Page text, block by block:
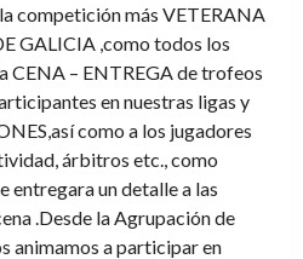
competición más VETERANA
GALICIA ,como todos los
CENA – ENTREGA de trofeos
en nuestras ligas y
como a los jugadores
árbitros etc., como
entregara un detalle a las
.Desde la Agrupación de
animamos a participar en